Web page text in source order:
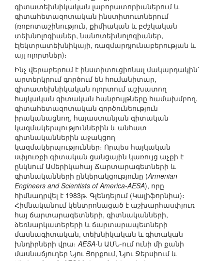
գիտատեխնիկական լաբորատորիաներում և
գիտահետազոտական ինստիտուտներում
(ռոբոտաշինություն, քիմիական և բժշկական
տեխնոլոգիաներ, նանոտեխնոլոգիաներ,
էլեկտրատեխնիկայի, ռազմարդյունաբերության և
այլ ոլորտներ)։
Ինչ վերաբերում է ինստիտուցիոնալ մակարդակին՝
արտերկրում գործում են հումանիտար,
գիտատեխնիկական ոլորտում աշխատող
հայկական գիտական հանրույթները համախմբող,
գիտահետազոտական գործունեություն
իրականացնող, հայաստանյան գիտական
կազմակերպություններին և անհատ
գիտնականներին աջակցող
կազմակերպություններ։ Որպես հայկական
սփյուռքի գիտական ցանցային կառույց աչքի է
ընկնում Ամերիկահայ Ճարտարագետների և
գիտնականների ընկերակցությունը (Armenian
Engineers and Scientists of America-AESA), որը
հիմնադրվել է 1983թ. Գլենդելում (Կալիֆորնիա)։
Հիմնականում կենտրոնացած է աշխարհասփյուռ
հայ ճարտարագետների, գիտնականների,
ձեռնարկատերերի և ճարտարապետների
մասնագիտական, տեխնիկական և գիտական
խնդիրների վրա։AESA-ն ԱՄՆ-ում ունի մի քանի
մասնաճյուղեր Նյու Յորքում, Նյու Ջերսիում և